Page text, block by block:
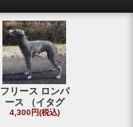
フリース ロンパ
ース （イタグ
4,300円(税込)